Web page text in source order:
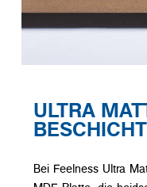
ULTRA
Bei Feelness Ultra